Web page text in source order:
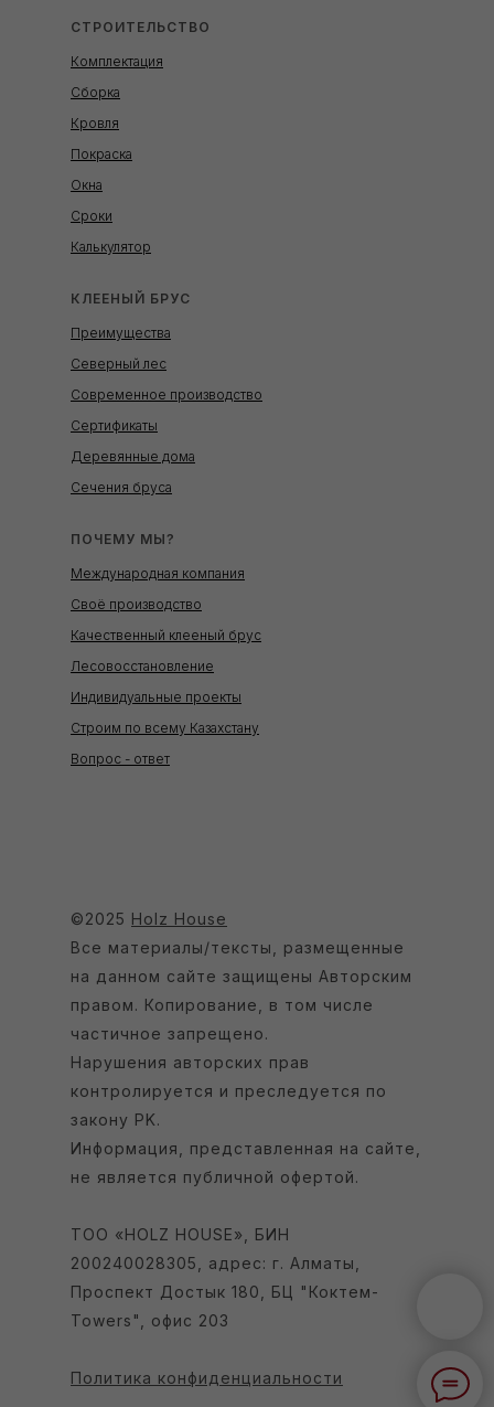
СТРОИТЕЛЬСТВО
Комплектация
Сборка
Кровля
Покраска
Окна
Сроки
Калькулятор
КЛЕЕНЫЙ БРУС
Преимущества
Северный лес
Современное производство
Сертификаты
Деревянные дома
Сечения бруса
ПОЧЕМУ МЫ?
Международная компания
Своё производство
Качественный клееный брус
Лесовосстановление
Индивидуальные проекты
Строим по всему Казахстану
Вопрос - ответ
©2025 Holz House
Все материалы/тексты, размещенные
на данном сайте защищены Авторским
правом. Копирование, в том числе
частичное запрещено.
Нарушения авторских прав
контролируется и преследуется по
закону РK.
Информация, представленная на сайте,
не является публичной офертой.
ТОО «HOLZ HOUSE», БИН
200240028305, адрес: г. Алматы,
Проспект Достык 180, БЦ "Коктем-
Towers", офис 203
Политика конфиденциальности